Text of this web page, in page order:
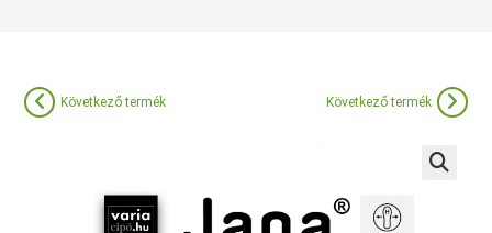
Következő termék Következő termék